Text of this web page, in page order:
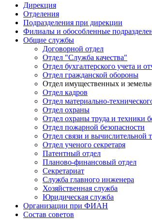
Дирекция
Отделения
Подразделения при дирекции
Филиалы и обособленные
Общие службы
Договорной отдел
Отдел "Служба качества"
Отдел бухгалтерского учета и
Отдел гражданской обороны
Отдел имущественных и
Отдел кадров
Отдел материально-
Отдел охраны
Отдел охраны труда и техники
Отдел пожарной безопасности
Отдел связи и вычислительной
Отдел ученого секретаря
Патентный отдел
Планово-финансовый отдел
Секретариат
Служба главного инженера
Хозяйственная служба
Юридическая служба
Организации при ФИАН
Состав советов